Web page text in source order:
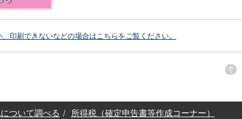
印刷できないなどの場合はこちらをご覧ください。
ついて調べる
所得税（確定申告書等作成コーナー）